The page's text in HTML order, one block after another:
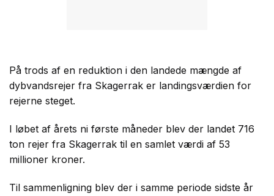
På trods af en reduktion i den landede mængde af
dybvandsrejer fra Skagerrak er landingsværdien for
rejerne steget.
I løbet af årets ni første måneder blev der landet 716
ton rejer fra Skagerrak til en samlet værdi af 53
millioner kroner.
Til sammenligning blev der i samme periode sidste år